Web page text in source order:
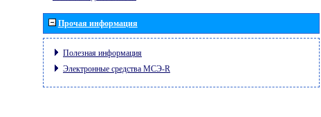
Прочая информация
Полезная информация
Электронные средства МСЭ-R